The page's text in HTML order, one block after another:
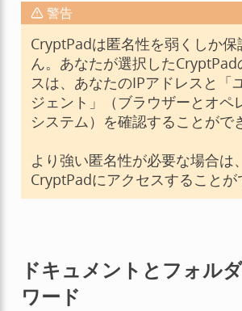
警告
CryptPadは匿名性を弱くしか
ん。あなたが選択した
スは、あなたのIPアドレスと「
ジェント」（ブラウザーとオペ
システム）を確認することがで
より強い匿名性が必要な場合は、
CryptPadにアクセスすることが
ドキュメントとフォル
ワード